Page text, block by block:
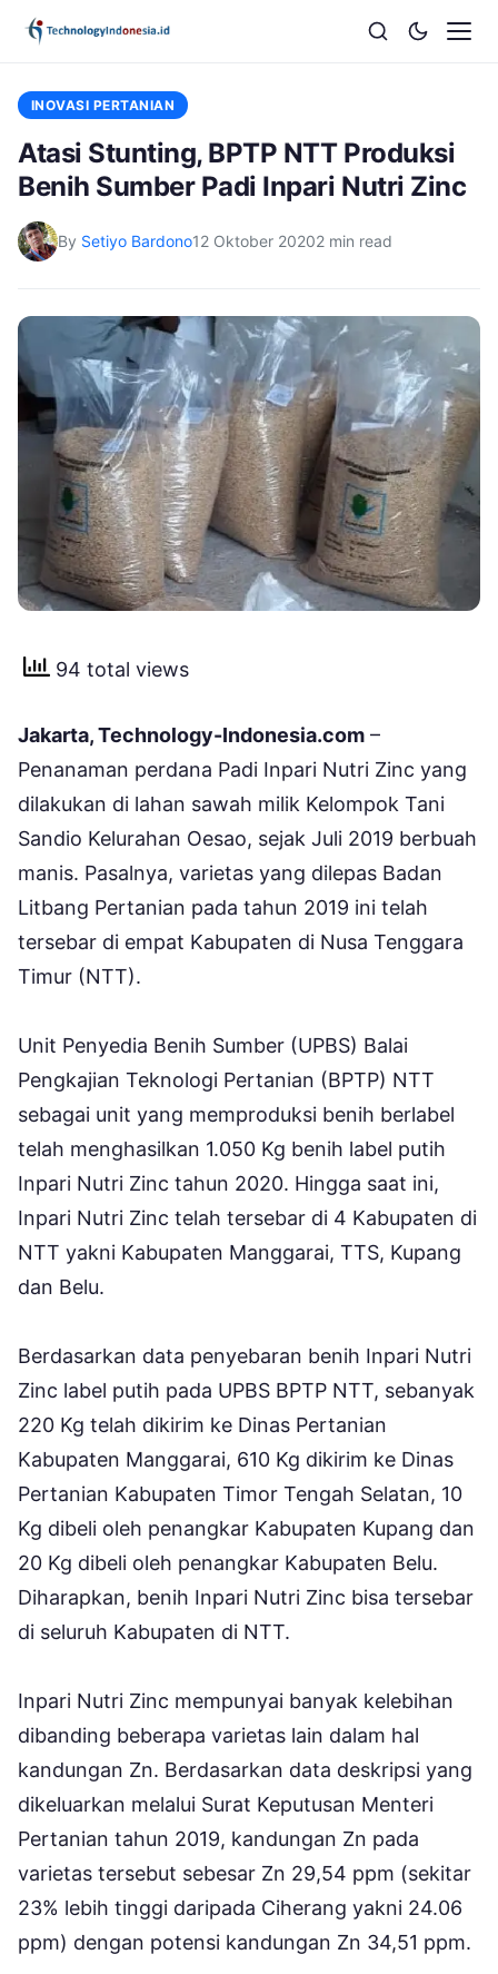
INOVASI PERTANIAN
Atasi Stunting, BPTP NTT Produksi
Benih Sumber Padi Inpari Nutri Zinc
By Setiyo Bardono12 Oktober 20202 min read
94 total views
Jakarta, Technology-Indonesia.com –
Penanaman perdana Padi Inpari Nutri Zinc yang
dilakukan di lahan sawah milik Kelompok Tani
Sandio Kelurahan Oesao, sejak Juli 2019 berbuah
manis. Pasalnya, varietas yang dilepas Badan
Litbang Pertanian pada tahun 2019 ini telah
tersebar di empat Kabupaten di Nusa Tenggara
Timur (NTT).
Unit Penyedia Benih Sumber (UPBS) Balai
Pengkajian Teknologi Pertanian (BPTP) NTT
sebagai unit yang memproduksi benih berlabel
telah menghasilkan 1.050 Kg benih label putih
Inpari Nutri Zinc tahun 2020. Hingga saat ini,
Inpari Nutri Zinc telah tersebar di 4 Kabupaten di
NTT yakni Kabupaten Manggarai, TTS, Kupang
dan Belu.
Berdasarkan data penyebaran benih Inpari Nutri
Zinc label putih pada UPBS BPTP NTT, sebanyak
220 Kg telah dikirim ke Dinas Pertanian
Kabupaten Manggarai, 610 Kg dikirim ke Dinas
Pertanian Kabupaten Timor Tengah Selatan, 10
Kg dibeli oleh penangkar Kabupaten Kupang dan
20 Kg dibeli oleh penangkar Kabupaten Belu.
Diharapkan, benih Inpari Nutri Zinc bisa tersebar
di seluruh Kabupaten di NTT.
Inpari Nutri Zinc mempunyai banyak kelebihan
dibanding beberapa varietas lain dalam hal
kandungan Zn. Berdasarkan data deskripsi yang
dikeluarkan melalui Surat Keputusan Menteri
Pertanian tahun 2019, kandungan Zn pada
varietas tersebut sebesar Zn 29,54 ppm (sekitar
23% lebih tinggi daripada Ciherang yakni 24.06
ppm) dengan potensi kandungan Zn 34,51 ppm.